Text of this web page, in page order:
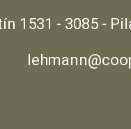
1531 - 3085 -